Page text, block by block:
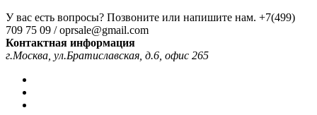
У вас есть вопросы? Позвоните или напишите нам. +7(499)
709 75 09 / oprsale@gmail.com
Контактная информация
г.Москва, ул.Братиславская, д.6, офис 265